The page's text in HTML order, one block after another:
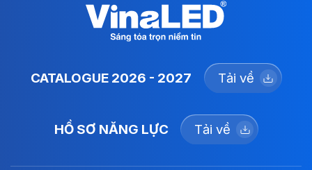
CATALOGUE 2026 - 2027 Tải về
HỒ SƠ NĂNG LỰC Tải về